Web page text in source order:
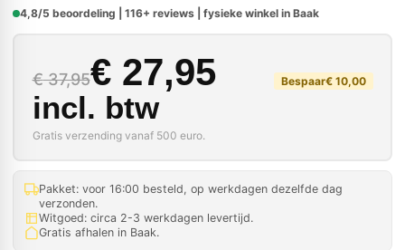
4,8/5 beoordeling | 116+ reviews | fysieke winkel in Baak
€37,95
Oorspronkelijke
€27,95
Huidige prijs is: €
incl. btw
Bespaar€10,00
Gratis verzending vanaf 500 euro.
Pakket: voor 16:00 besteld, op werkdagen dezelfde dag
verzonden.
Witgoed: circa 2-3 werkdagen levertijd.
Gratis afhalen in Baak.